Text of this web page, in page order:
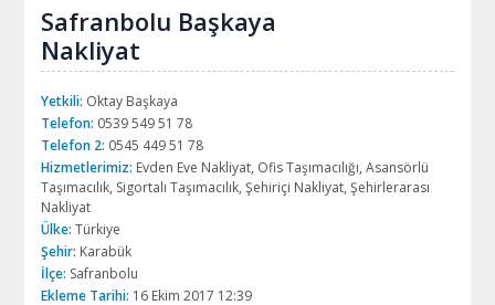
Safranbolu Başkaya
Nakliyat
Yetkili: Oktay Başkaya
Telefon: 0539 549 51 78
Telefon 2: 0545 449 51 78
Hizmetlerimiz: Evden Eve Nakliyat, Ofis Taşımacılığı, Asansörlü
Taşımacılık, Sigortalı Taşımacılık, Şehiriçi Nakliyat, Şehirlerarası
Nakliyat
Ülke: Türkiye
Şehir: Karabük
İlçe: Safranbolu
Ekleme Tarihi: 16 Ekim 2017 12:39